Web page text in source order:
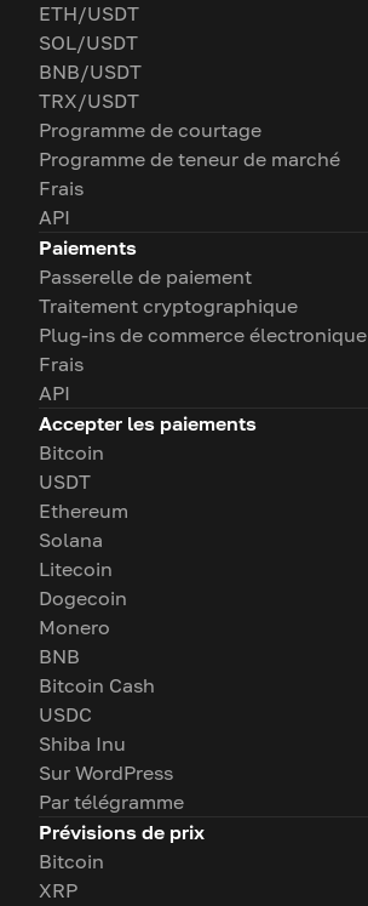
ETH/USDT
SOL/USDT
BNB/USDT
TRX/USDT
Programme de courtage
Programme de teneur de marché
Frais
API
Paiements
Passerelle de paiement
Traitement cryptographique
Plug-ins de commerce électronique
Frais
API
Accepter les paiements
Bitcoin
USDT
Ethereum
Solana
Litecoin
Dogecoin
Monero
BNB
Bitcoin Cash
USDC
Shiba Inu
Sur WordPress
Par télégramme
Prévisions de prix
Bitcoin
XRP